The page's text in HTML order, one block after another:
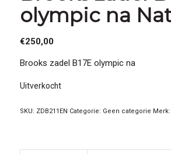
olympic na
€250,00
Brooks zadel B17E olympic na
Uitverkocht
SKU: ZDB211EN Categorie: Geen categorie Merk: